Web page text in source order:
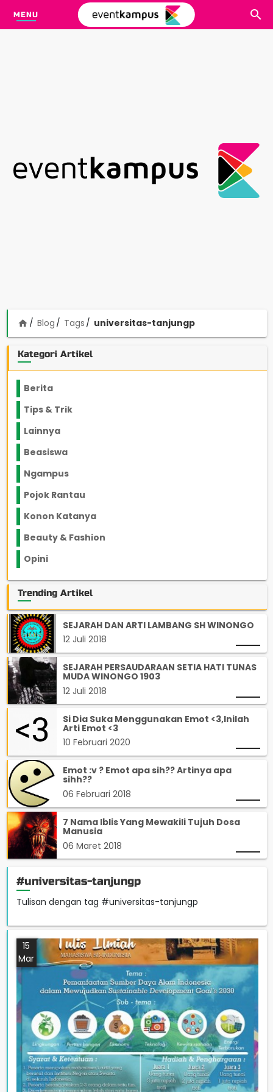
MENU
home Blog Tags universitas-tanjungp
Kategori Artikel
Berita
Tips & Trik
Lainnya
Beasiswa
Ngampus
Pojok Rantau
Konon Katanya
Beauty & Fashion
Opini
Trending Artikel
SEJARAH DAN ARTI LAMBANG SH WINONGO
12 Juli 2018
SEJARAH PERSAUDARAAN SETIA HATI TUNAS
MUDA WINONGO 1903
12 Juli 2018
Si Dia Suka Menggunakan Emot <3,Inilah
Arti Emot <3
10 Februari 2020
Emot :v ? Emot apa sih?? Artinya apa
sihh??
06 Februari 2018
7 Nama Iblis Yang Mewakili Tujuh Dosa
Manusia
06 Maret 2018
#universitas-tanjungp
Tulisan dengan tag #universitas-tanjungp
15
Mar